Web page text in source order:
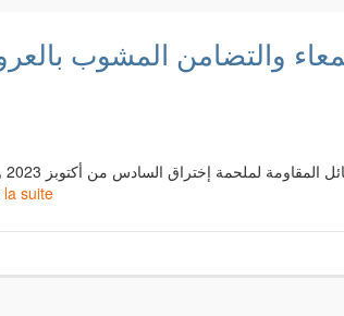
والتضامن المشوب
la suite